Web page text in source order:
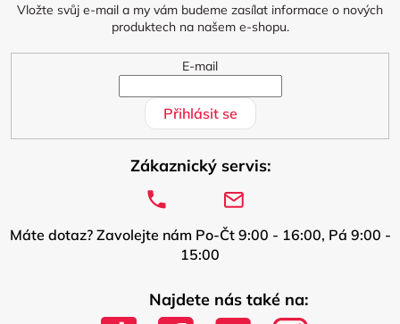
Vložte svůj e-mail a my vám budeme zasílat informace o nových
produktech na našem e-shopu.
E-mail
Přihlásit se
Zákaznický servis:
Máte dotaz? Zavolejte nám Po-Čt 9:00 - 16:00, Pá 9:00 -
15:00
Najdete nás také na: